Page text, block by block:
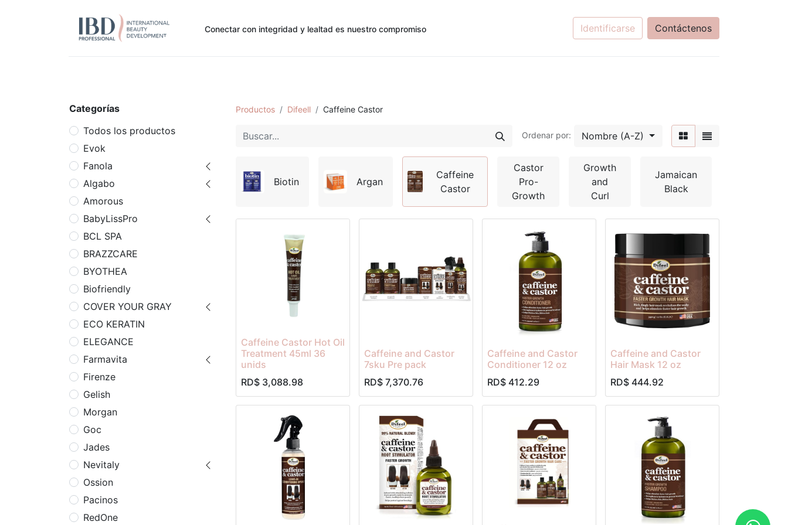
Conectar con integridad y lealtad es nuestro compromiso Identificarse Contáctenos
Categorías
Todos los productos
Evok
Fanola
Algabo
Amorous
BabyLissPro
BCL SPA
BRAZZCARE
BYOTHEA
Biofriendly
COVER YOUR GRAY
ECO KERATIN
ELEGANCE
Farmavita
Firenze
Gelish
Morgan
Goc
Jades
Nevitaly
Ossion
Pacinos
RedOne
Productos Difeell Caffeine Castor
Ordenar por: Nombre (A-Z)
Biotin Argan
Caffeine
Castor
Castor
Pro-
Growth
Growth
and
Curl
Jamaican
Black
Caffeine Castor Hot Oil
Treatment 45ml 36
unids
RD$ 3,088.98
Caffeine and Castor
7sku Pre pack
RD$ 7,370.76
Caffeine and Castor
Conditioner 12 oz
RD$ 412.29
Caffeine and Castor
Hair Mask 12 oz
RD$ 444.92